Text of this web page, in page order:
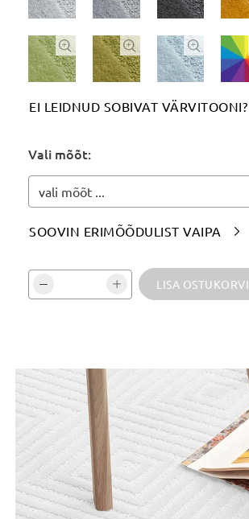
  
EI LEIDNUD SOBIVAT VÄRVITOONI?
Märgi siia soovitud värvitoon(id):
Vali mõõt:
vali mõõt ...
SOOVIN ERIMÕÕDULIST VAIPA 
Vali kogus ja kinnita: LISA OSTUKORVI
Tooteinfo